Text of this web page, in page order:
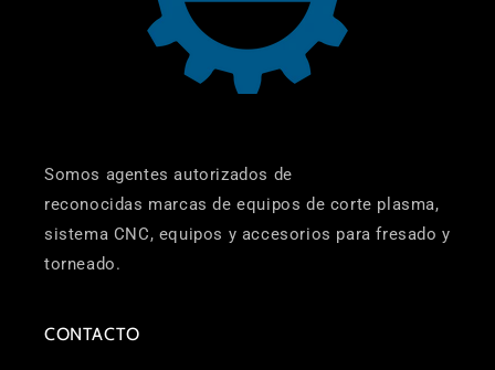
Somos agentes autorizados de
reconocidas marcas de equipos de corte plasma,
sistema CNC, equipos y accesorios para fresado y
torneado.
CONTACTO